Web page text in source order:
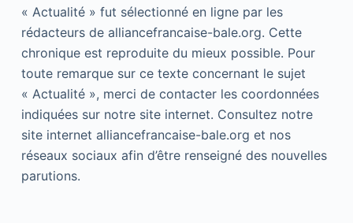
« Actualité » fut sélectionné en ligne par les
rédacteurs de alliancefrancaise-bale.org. Cette
chronique est reproduite du mieux possible. Pour
toute remarque sur ce texte concernant le sujet
« Actualité », merci de contacter les coordonnées
indiquées sur notre site internet. Consultez notre
site internet alliancefrancaise-bale.org et nos
réseaux sociaux afin d’être renseigné des nouvelles
parutions.